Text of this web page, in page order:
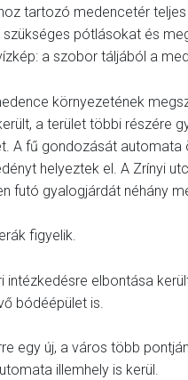
tartozó medencetér
pótlásokat és
a szobor táljából a
környezetének
a terület többi részére
A fű gondozását
helyeztek el. A Zrínyi
futó gyalogjárdát néhány
figyelik.
elbontása
bódéépület is.
egy új, a város több
illemhely is kerül.